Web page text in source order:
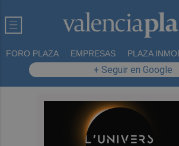
FORO PLAZA EMPRESAS PLAZA
+ Seguir en Google